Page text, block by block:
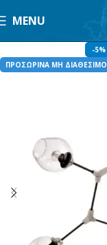
MENU
-5%
ΠΡΟΣΩΡΙΝΑ ΜΗ ΔΙΑΘΕΣΙΜΟ